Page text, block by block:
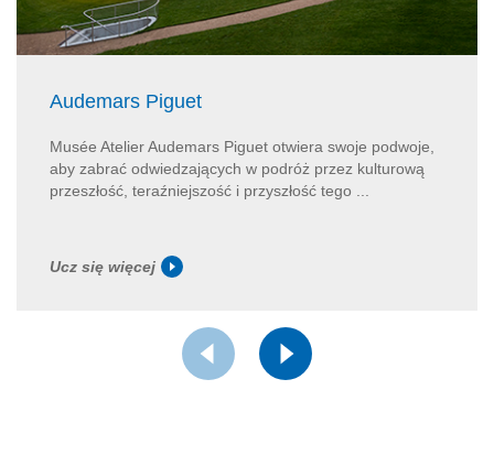
Audemars Piguet
Musée Atelier Audemars Piguet otwiera swoje podwoje,
aby zabrać odwiedzających w podróż przez kulturową
przeszłość, teraźniejszość i przyszłość tego ...
Ucz się więcej